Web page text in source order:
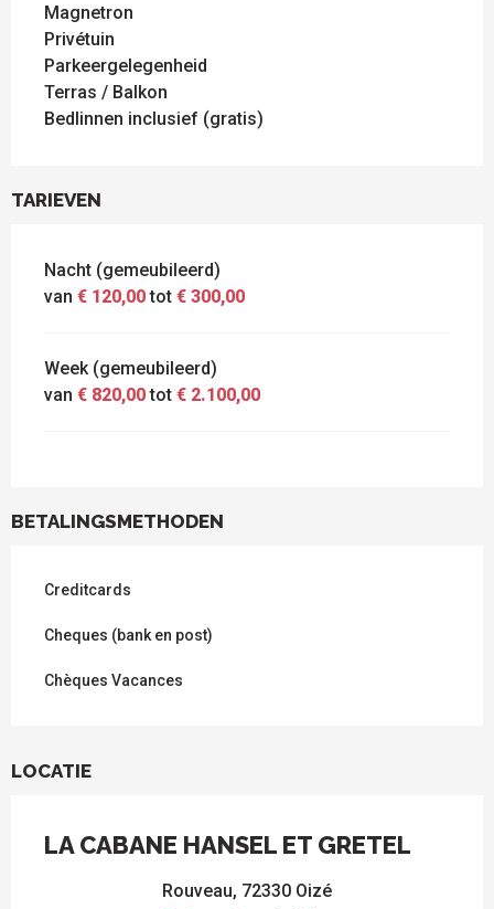
Magnetron
Privétuin
Parkeergelegenheid
Terras / Balkon
Bedlinnen inclusief (gratis)
TARIEVEN
Nacht (gemeubileerd)
van € 120,00tot € 300,00
Week (gemeubileerd)
van € 820,00tot € 2.100,00
BETALINGSMETHODEN
Creditcards
Cheques (bank en post)
Chèques Vacances
LOCATIE
LA CABANE HANSEL ET GRETEL
Rouveau, 72330 Oizé